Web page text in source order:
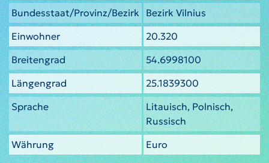
Bundesstaat/Provinz/Bezirk Bezirk Vilnius
Einwohner
20.320
Breitengrad
54.6998100
Längengrad
25.1839300
Sprache
Litauisch, Polnisch,
Russisch
Währung
Euro